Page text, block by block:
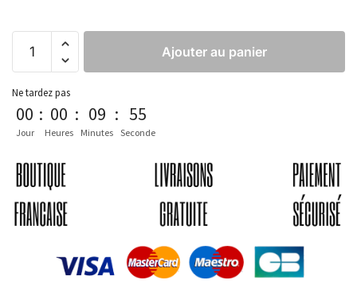
Ajouter au panier
Ne tardez pas
00
Jour
: 00
Heures
: 09
Minutes
: 54
Seconde